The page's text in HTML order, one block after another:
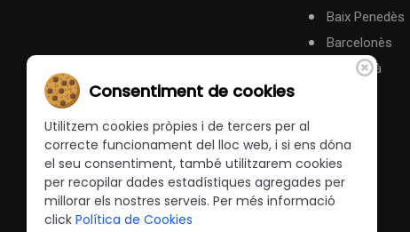
Baix Penedès
Barcelonès
Berguedà
Consentiment de cookies
Utilitzem cookies pròpies i de tercers per al
correcte funcionament del lloc web, i si ens dóna
el seu consentiment, també utilitzarem cookies
per recopilar dades estadístiques agregades per
millorar els nostres serveis. Per més informació
click Política de Cookies